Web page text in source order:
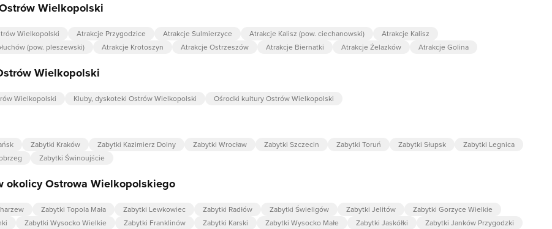
Wielkopolski
Wielkopolski Atrakcje Przygodzice Atrakcje Sulmierzyce Atrakcje Kalisz (pow. ciechanowski)
Atrakcje Kalisz
(pow. pleszewski)
Atrakcje Krotoszyn Atrakcje Ostrzeszów Atrakcje Biernatki Atrakcje Żelazków Atrakcje Golina
Wielkopolski
Wielkopolski Kluby, dyskoteki Ostrów Wielkopolski Ośrodki kultury Ostrów Wielkopolski
Zabytki Kraków Zabytki Kazimierz Dolny Zabytki Wrocław Zabytki Szczecin Zabytki Toruń Zabytki Słupsk
Zabytki Legnica
Zabytki Świnoujście
okolicy Ostrowa Wielkopolskiego
Zabytki Topola Mała Zabytki Lewkowiec Zabytki Radłów Zabytki Świeligów Zabytki Jelitów
Zabytki Gorzyce Wielkie
Zabytki Wysocko Wielkie Zabytki Franklinów Zabytki Karski Zabytki Wysocko Małe Zabytki Jaskółki
Zabytki Janków Przygodzki